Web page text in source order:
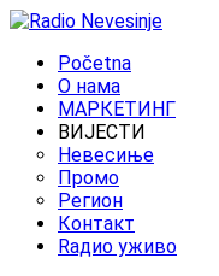
Početna
O нама
МАРКЕТИНГ
ВИЈЕСТИ
Невесиње
Промо
Регион
Контакт
Rадио уживо